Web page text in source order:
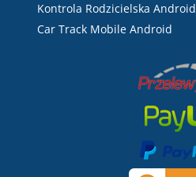
Kontrola Rodzicielska Android
Car Track Mobile Android